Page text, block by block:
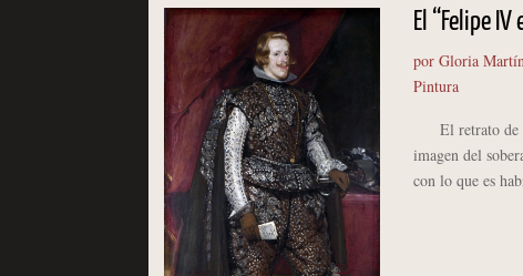
El “Felipe
por Gloria
Pintura
El retrato de
imagen del
con lo que es